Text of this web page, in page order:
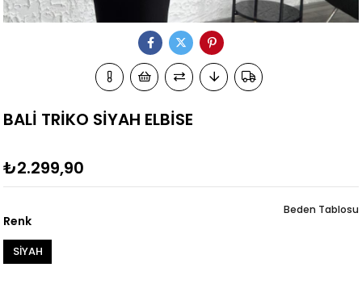
BALİ TRİKO SİYAH ELBİSE
₺2.299,90
Renk
SİYAH
Beden Tablosu